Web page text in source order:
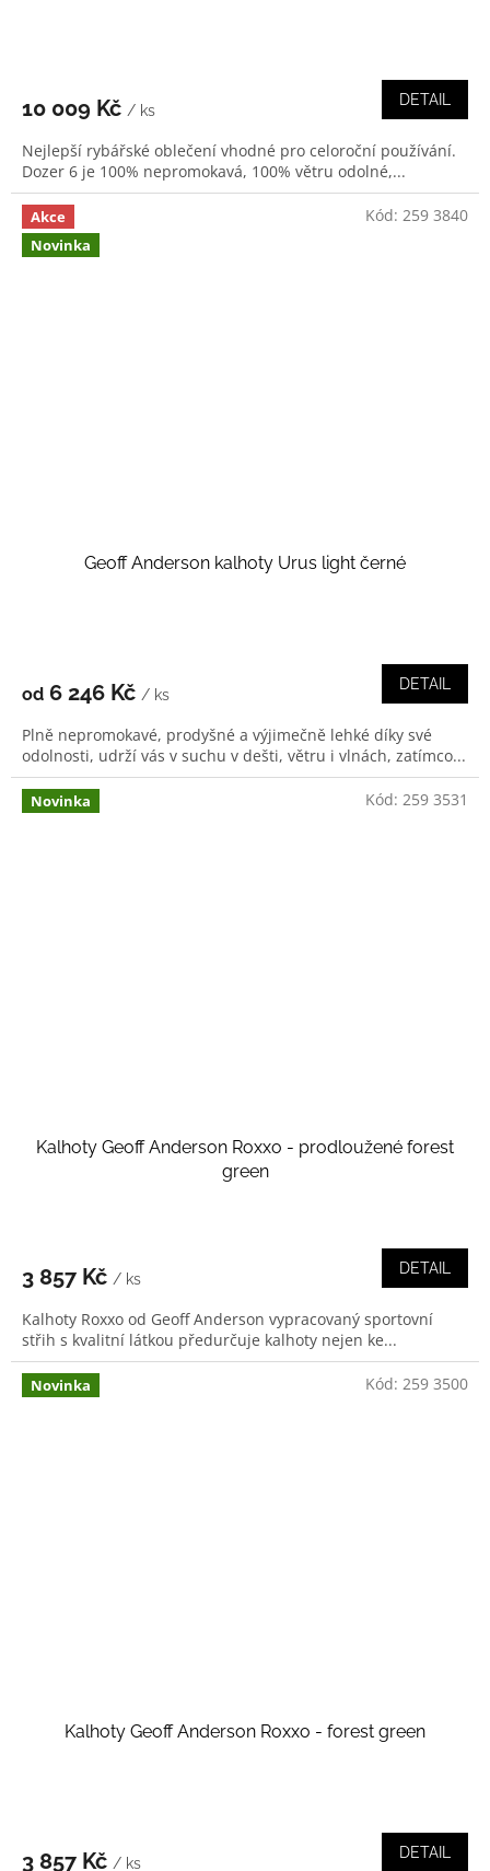
10 009 Kč / ks
DETAIL
Nejlepší rybářské oblečení vhodné pro celoroční používání.
Dozer 6 je 100% nepromokavá, 100% větru odolné,...
Akce
Novinka
Geoff Anderson kalhoty Urus light černé
od 6 246 Kč / ks
DETAIL
Plně nepromokavé, prodyšné a výjimečně lehké díky své
odolnosti, udrží vás v suchu v dešti, větru i vlnách, zatímco...
Kód: 259 3840
Novinka
Kalhoty Geoff Anderson Roxxo - prodloužené forest
green
3 857 Kč / ks
DETAIL
Kalhoty Roxxo od Geoff Anderson vypracovaný sportovní
střih s kvalitní látkou předurčuje kalhoty nejen ke...
Kód: 259 3531
Novinka
Kalhoty Geoff Anderson Roxxo - forest green
3 857 Kč / ks
DETAIL
Kód: 259 3500